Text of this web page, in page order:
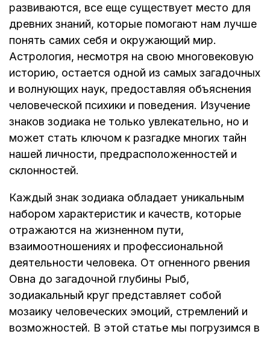
развиваются, все еще существует место для
древних знаний, которые помогают нам лучше
понять самих себя и окружающий мир.
Астрология, несмотря на свою многовековую
историю, остается одной из самых загадочных
и волнующих наук, предоставляя объяснения
человеческой психики и поведения. Изучение
знаков зодиака не только увлекательно, но и
может стать ключом к разгадке многих тайн
нашей личности, предрасположенностей и
склонностей.
Каждый знак зодиака обладает уникальным
набором характеристик и качеств, которые
отражаются на жизненном пути,
взаимоотношениях и профессиональной
деятельности человека. От огненного рвения
Овна до загадочной глубины Рыб,
зодиакальный круг представляет собой
мозаику человеческих эмоций, стремлений и
возможностей. В этой статье мы погрузимся в